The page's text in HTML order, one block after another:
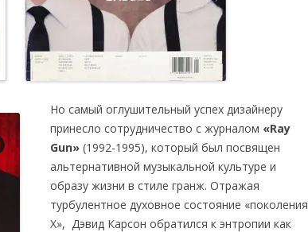
Но самый оглушительный успех дизайнеру
принесло сотрудничество с журналом «Ray
Gun» (1992-1995), который был посвящен
альтернативной музыкальной культуре и
образу жизни в стиле гранж. Отражая
турбулентное духовное состояние «поколения
X», Дэвид Карсон обратился к энтропии как